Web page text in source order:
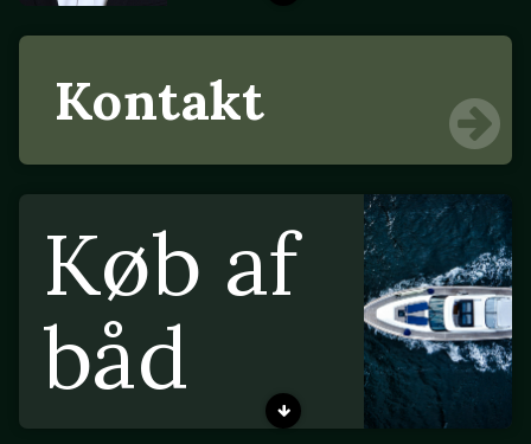
Kontakt
Køb af
båd